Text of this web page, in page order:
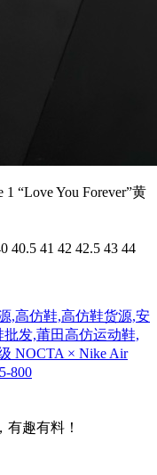
“Love You Forever”黄
40.5 41 42 42.5 43 44
,高仿鞋,高仿鞋货源,安
发,莆田高仿运动鞋,
NOCTA × Nike Air
800
趣有料！